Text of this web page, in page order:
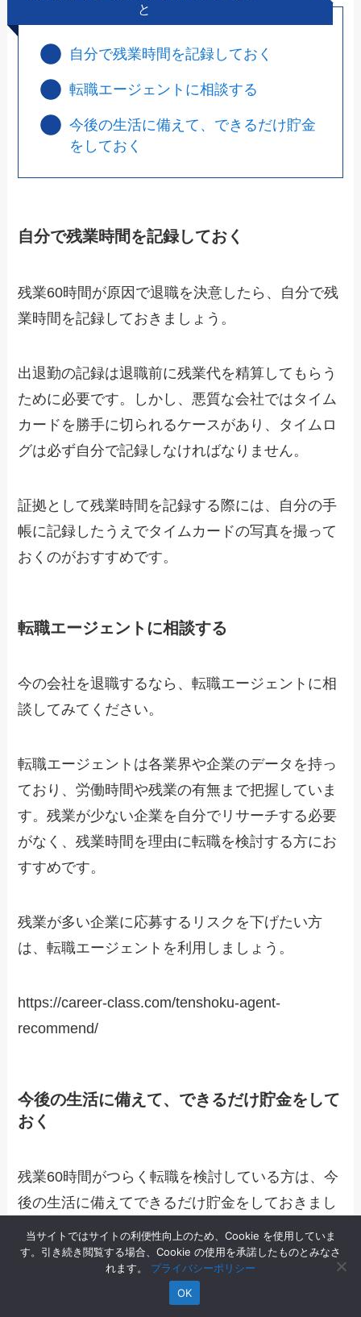
と
自分で残業時間を記録しておく
転職エージェントに相談する
今後の生活に備えて、できるだけ貯金
をしておく
自分で残業時間を記録しておく
残業60時間が原因で退職を決意したら、自分で残
業時間を記録しておきましょう。
出退勤の記録は退職前に残業代を精算してもらう
ために必要です。しかし、悪質な会社ではタイム
カードを勝手に切られるケースがあり、タイムロ
グは必ず自分で記録しなければなりません。
証拠として残業時間を記録する際には、自分の手
帳に記録したうえでタイムカードの写真を撮って
おくのがおすすめです。
転職エージェントに相談する
今の会社を退職するなら、転職エージェントに相
談してみてください。
転職エージェントは各業界や企業のデータを持っ
ており、労働時間や残業の有無まで把握していま
す。残業が少ない企業を自分でリサーチする必要
がなく、残業時間を理由に転職を検討する方にお
すすめです。
残業が多い企業に応募するリスクを下げたい方
は、転職エージェントを利用しましょう。
https://career-class.com/tenshoku-agent-
recommend/
今後の生活に備えて、できるだけ貯金をして
おく
残業60時間がつらく転職を検討している方は、今
後の生活に備えてできるだけ貯金をしておきまし
ょう。
あまりにも残業がつらいと転職に成功する前に、
今の会社を退職する可能性もあります。会社を退
当サイトではサイトの利便性向上のため、Cookie を使用していま
す。引き続き閲覧する場合、Cookie の使用を承諾したものとみなさ
れます。 プライバシーポリシー
OK